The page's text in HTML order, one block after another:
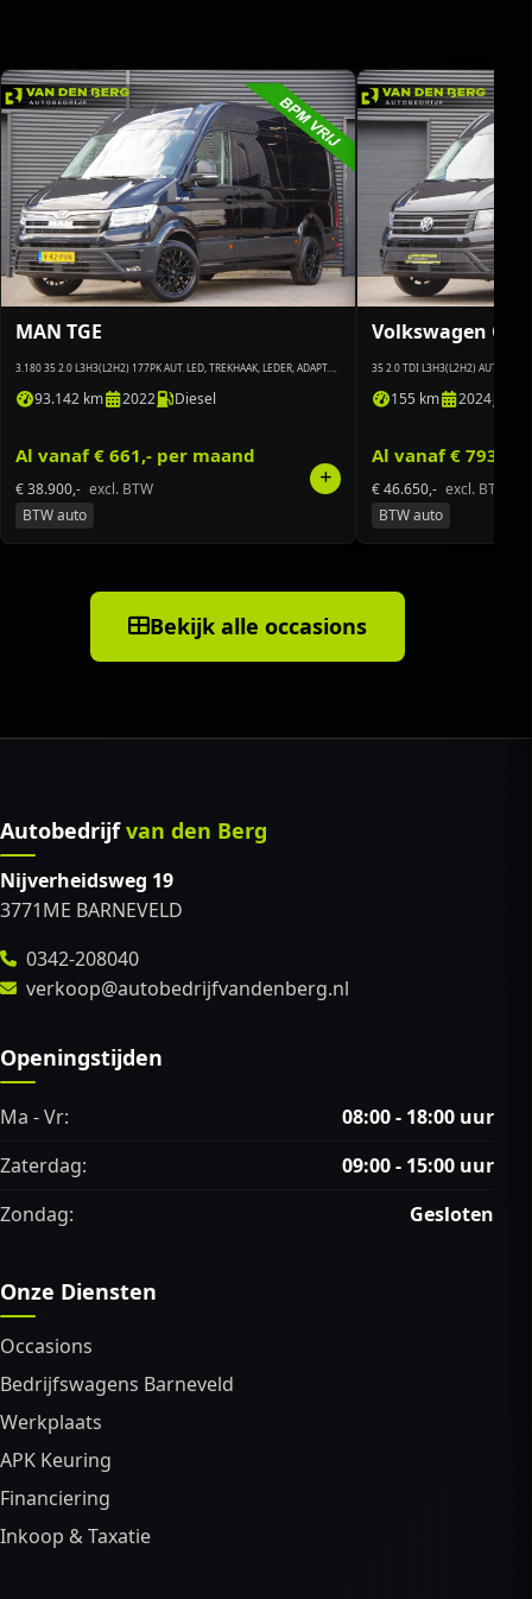
MAN TGE
3.180 35 2.0 L3H3(L2H2) 177PK AUT. LED, TREKHAAK, LEDER, ADAPT.
93.142 km 2022 Diesel
Al vanaf € 661,- per maand
€ 38.900,- excl. BTW
BTW auto
Volkswagen
35 2.0 TDI L3H3(L2H2) AUT. 3-
155 km 2024
Al vanaf € 793,-
€ 46.650,- excl. BTW
BTW auto
Bekijk alle occasions
Autobedrijfvan den Berg
Nijverheidsweg 19
3771ME BARNEVELD
0342-208040
verkoop@autobedrijfvandenberg.nl
Openingstijden
Ma - Vr:
08:00 - 18:00 uur
Zaterdag:
09:00 - 15:00 uur
Zondag:
Gesloten
Onze Diensten
Occasions
Bedrijfswagens Barneveld
Werkplaats
APK Keuring
Financiering
Inkoop & Taxatie